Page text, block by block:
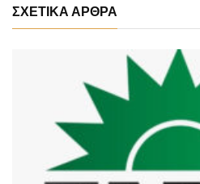
ΣΧΕΤΙΚΑ ΑΡΘΡΑ